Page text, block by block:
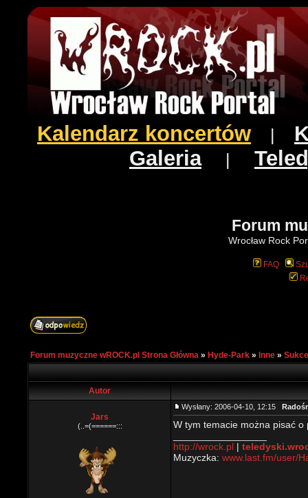
Kalendarz koncertów
Galeria|
Forum
Wrocław Rock
FAQ
Forum muzyczne wROCK.pl Strona Główna » Hyde-Park » Inne »
Autor
Jars
(..=(======:::
Wysłany: 2006-04-10, 12:15
W tym temacie można pisać
http://wrock.pl |
Muzyczka: www.last.fm/user/